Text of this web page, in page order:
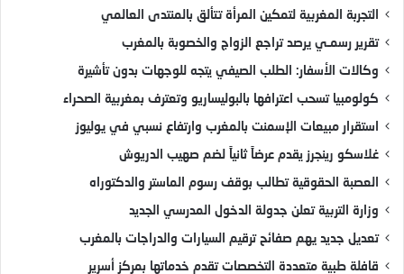
التجربة المغربية لتمكين المرأة تتألق بالمنتدى العالمي
تقرير رسمـي يرصد تراجع الزواج والخصوبة بالمغرب
وكالات الأسفار: الطلب الصيفي يتجه للوجهات بدون تأشيرة
كولومبيا تسحب اعترافها بالبوليساريو وتعترف بمغربية الصحراء
استقرار مبيعات الإسمنت بالمغرب وارتفاع نسبي في يوليوز
غلاسكو رينجرز يقدم عرضاً ثانياً لضم صهيب الدريوش
العصبة الحقوقية تطالب بوقف رسوم الماستر والدكتوراه
وزارة التربية تعلن جدولة الدخول المدرسي الجديد
تعديل جديد يهم صفائح ترقيم السيارات والدراجات بالمغرب
قافلة طبية متعددة التخصصات تقدم خدماتها بمركز أسرير